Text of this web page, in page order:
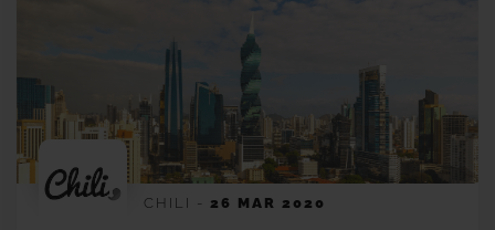
CHILI - 26 MAR 2020